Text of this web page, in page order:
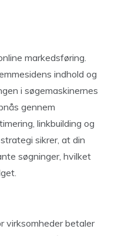
markedsføring.
indhold og
i søgemaskinernes
gennem
linkbuilding og
sikrer, at din
søgninger, hvilket
virksomheder betaler